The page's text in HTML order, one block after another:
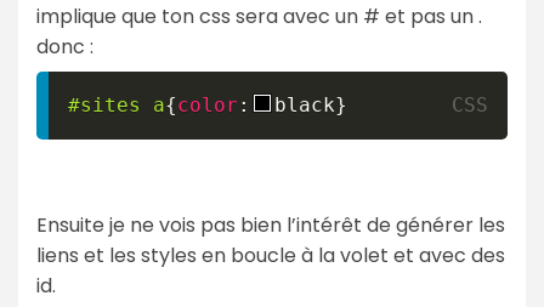
implique que ton css sera avec un # et pas un .
donc :
#sites a{color : black}
Ensuite je ne vois pas bien l’intérêt de générer les
liens et les styles en boucle à la volet et avec des
id.